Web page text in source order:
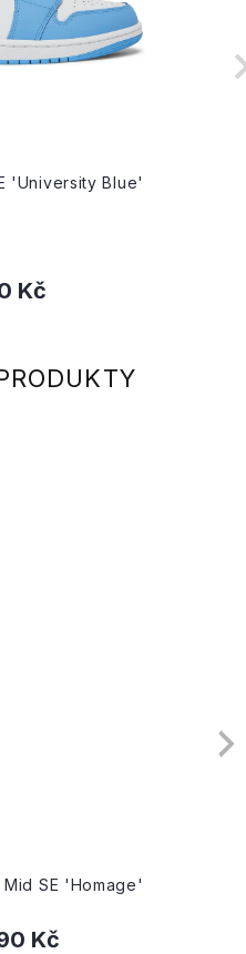
'University Blue'
Kč
'Homage'